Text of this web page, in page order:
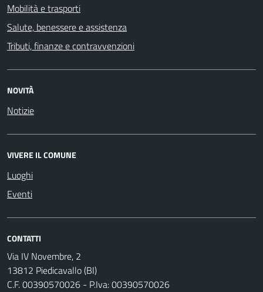
Mobilità e trasporti
Salute, benessere e assistenza
Tributi, finanze e contravvenzioni
NOVITÀ
Notizie
VIVERE IL COMUNE
Luoghi
Eventi
CONTATTI
Via IV Novembre, 2
13812 Piedicavallo (BI)
C.F. 00390570026 - P.Iva: 00390570026